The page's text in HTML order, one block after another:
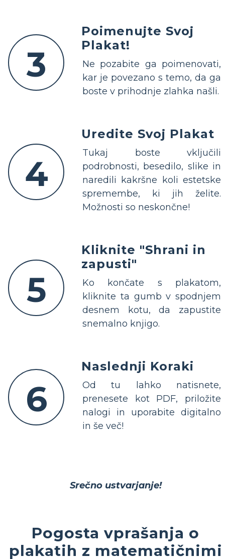
3
Poimenujte Svoj
Plakat!
Ne pozabite ga poimenovati,
kar je povezano s temo, da ga
boste v prihodnje zlahka našli.
4
Uredite Svoj Plakat
Tukaj boste vključili
podrobnosti, besedilo, slike in
naredili kakršne koli estetske
spremembe, ki jih želite.
Možnosti so neskončne!
5
Kliknite "Shrani in
zapusti"
Ko končate s plakatom,
kliknite ta gumb v spodnjem
desnem kotu, da zapustite
snemalno knjigo.
6
Naslednji Koraki
Od tu lahko natisnete,
prenesete kot PDF, priložite
nalogi in uporabite digitalno
in še več!
Srečno ustvarjanje!
Pogosta vprašanja o
plakatih z matematičnimi